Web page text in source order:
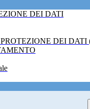
DEI DATI
DEI DATI